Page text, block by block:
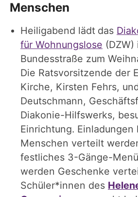
Menschen
Heiligabend lädt das
für Wohnungslose
Bundesstraße zum
Die Ratsvorsitzende der
Kirche, Kirsten Fehrs,
Deutschmann,
Diakonie-Hilfswerks,
Einrichtung. Einladungen
Menschen verteilt
festliches 3-Gänge-
werden Geschenke
Schüler*innen des